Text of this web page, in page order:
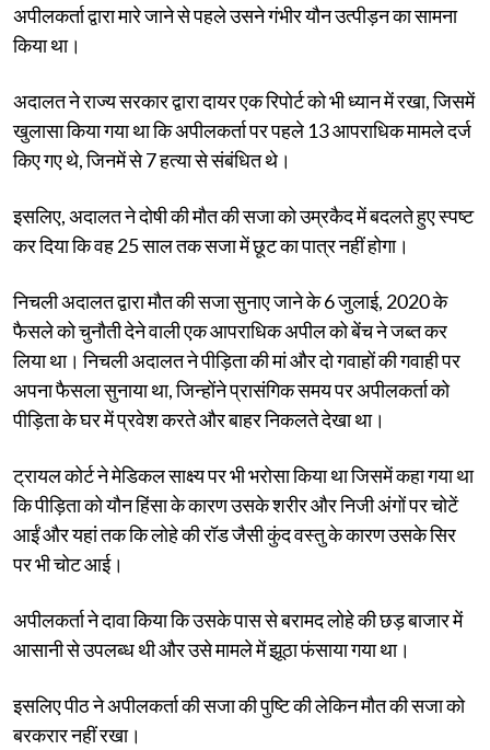
अपीलकर्ता द्वारा मारे जाने से पहले उसने गंभीर यौन उत्पीड़न का सामना
किया था।
अदालत ने राज्य सरकार द्वारा दायर एक रिपोर्ट को भी ध्यान में रखा, जिसमें
खुलासा किया गया था कि अपीलकर्ता पर पहले 13 आपराधिक मामले दर्ज
किए गए थे, जिनमें से 7 हत्या से संबंधित थे।
इसलिए, अदालत ने दोषी की मौत की सजा को उम्रकैद में बदलते हुए स्पष्ट
कर दिया कि वह 25 साल तक सजा में छूट का पात्र नहीं होगा।
निचली अदालत द्वारा मौत की सजा सुनाए जाने के 6 जुलाई, 2020 के
फैसले को चुनौती देने वाली एक आपराधिक अपील को बेंच ने जब्त कर
लिया था। निचली अदालत ने पीड़िता की मां और दो गवाहों की गवाही पर
अपना फैसला सुनाया था, जिन्होंने प्रासंगिक समय पर अपीलकर्ता को
पीड़िता के घर में प्रवेश करते और बाहर निकलते देखा था।
ट्रायल कोर्ट ने मेडिकल साक्ष्य पर भी भरोसा किया था जिसमें कहा गया था
कि पीड़िता को यौन हिंसा के कारण उसके शरीर और निजी अंगों पर चोटें
आईं और यहां तक ​​कि लोहे की रॉड जैसी कुंद वस्तु के कारण उसके सिर
पर भी चोट आई।
अपीलकर्ता ने दावा किया कि उसके पास से बरामद लोहे की छड़ बाजार में
आसानी से उपलब्ध थी और उसे मामले में झूठा फंसाया गया था।
इसलिए पीठ ने अपीलकर्ता की सजा की पुष्टि की लेकिन मौत की सजा को
बरकरार नहीं रखा।